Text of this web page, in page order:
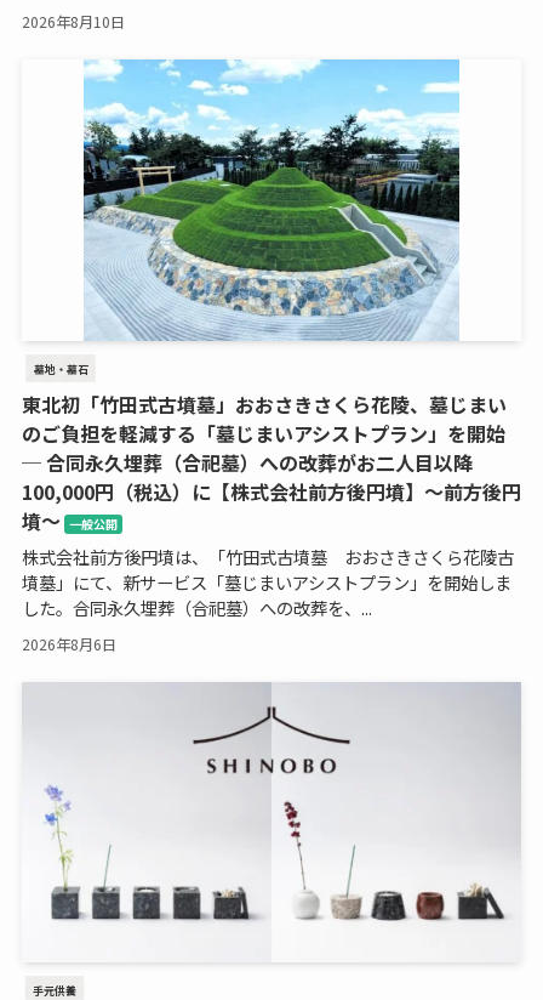
2026年8月10日
墓地・墓石
東北初「竹田式古墳墓」おおさきさくら花陵、墓じまい
のご負担を軽減する「墓じまいアシストプラン」を開始
─ 合同永久埋葬（合祀墓）への改葬がお二人目以降
100,000円（税込）に【株式会社前方後円墳】～前方後円
墳～ 一般公開
株式会社前方後円墳は、「竹田式古墳墓 おおさきさくら花陵古
墳墓」にて、新サービス「墓じまいアシストプラン」を開始しま
した。合同永久埋葬（合祀墓）への改葬を、...
2026年8月6日
手元供養